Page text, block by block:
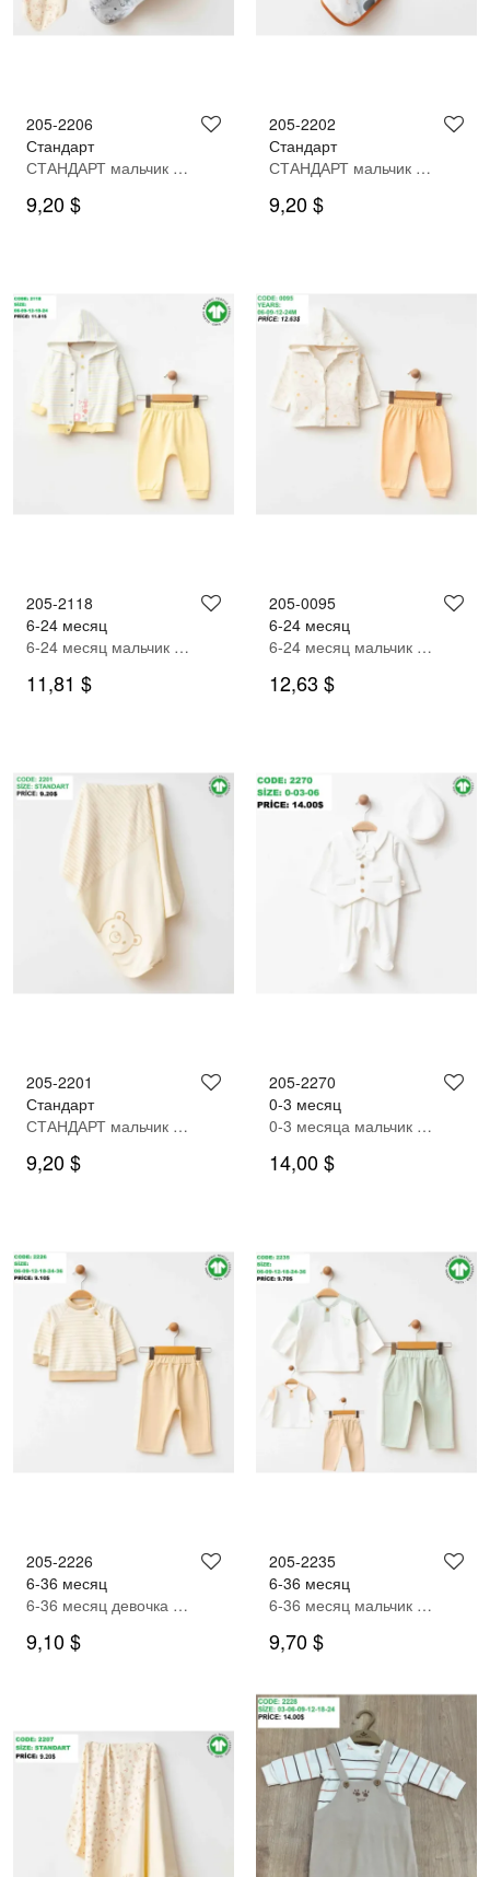
205-2206
Стандарт
СТАНДАРТ мальчик одеяло
9,20 $
205-2202
Стандарт
СТАНДАРТ мальчик одеяло
9,20 $
205-2118
6-24 месяц
6-24 месяц мальчик СПОРТИВНЫЙ КОСТЮМ
11,81 $
205-0095
6-24 месяц
6-24 месяц мальчик СПОРТИВНЫЙ КОСТЮМ
12,63 $
205-2201
Стандарт
СТАНДАРТ мальчик одеяло
9,20 $
205-2270
0-3 месяц
0-3 месяца мальчик Комбинезон
14,00 $
205-2226
6-36 месяц
6-36 месяц девочка СПОРТИВНЫЙ КОСТЮМ
9,10 $
205-2235
6-36 месяц
6-36 месяц мальчик Спортивный костюм
9,70 $